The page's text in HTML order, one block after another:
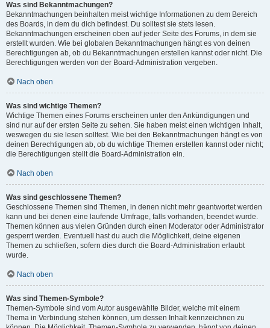
Was sind Bekanntmachungen?
Bekanntmachungen beinhalten meist wichtige Informationen zu dem Bereich
des Boards, in dem du dich befindest. Du solltest sie stets lesen.
Bekanntmachungen erscheinen oben auf jeder Seite des Forums, in dem sie
erstellt wurden. Wie bei globalen Bekanntmachungen hängt es von deinen
Berechtigungen ab, ob du Bekanntmachungen erstellen kannst oder nicht. Die
Berechtigungen werden von der Board-Administration vergeben.
Nach oben
Was sind wichtige Themen?
Wichtige Themen eines Forums erscheinen unter den Ankündigungen und
sind nur auf der ersten Seite zu sehen. Sie haben meist einen wichtigen Inhalt,
weswegen du sie lesen solltest. Wie bei den Bekanntmachungen hängt es von
deinen Berechtigungen ab, ob du wichtige Themen erstellen kannst oder nicht;
die Berechtigungen stellt die Board-Administration ein.
Nach oben
Was sind geschlossene Themen?
Geschlossene Themen sind Themen, in denen nicht mehr geantwortet werden
kann und bei denen eine laufende Umfrage, falls vorhanden, beendet wurde.
Themen können aus vielen Gründen durch einen Moderator oder Administrator
gesperrt werden. Eventuell hast du auch die Möglichkeit, deine eigenen
Themen zu schließen, sofern dies durch die Board-Administration erlaubt
wurde.
Nach oben
Was sind Themen-Symbole?
Themen-Symbole sind vom Autor ausgewählte Bilder, welche mit einem
Thema in Verbindung stehen können, um dessen Inhalt kennzeichnen zu